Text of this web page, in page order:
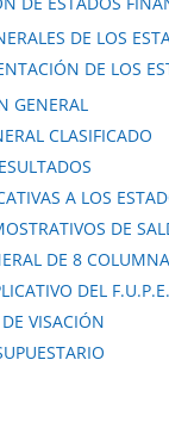
DE LOS
DE LOS
GENERAL
CLASIFICADO
A LOS
DE
DE 8
DEL
VISACIÓN